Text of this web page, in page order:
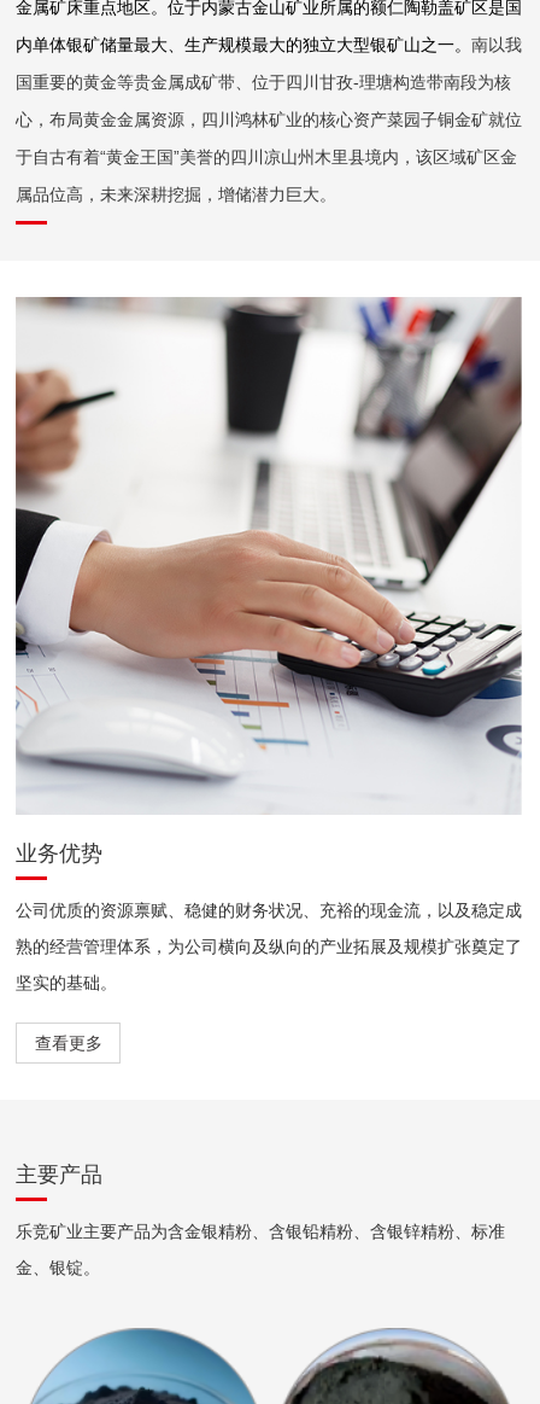
金属矿床重点地区。位于内蒙古金山矿业所属的额仁陶勒盖矿区是国
内单体银矿储量最大、生产规模最大的独立大型银矿山之一。南以我
国重要的黄金等贵金属成矿带、位于四川甘孜-理塘构造带南段为核
心，布局黄金金属资源，四川鸿林矿业的核心资产菜园子铜金矿就位
于自古有着“黄金王国”美誉的四川凉山州木里县境内，该区域矿区金
属品位高，未来深耕挖掘，增储潜力巨大。
业务优势
公司优质的资源禀赋、稳健的财务状况、充裕的现金流，以及稳定成
熟的经营管理体系，为公司横向及纵向的产业拓展及规模扩张奠定了
坚实的基础。
查看更多
主要产品
乐竞矿业主要产品为含金银精粉、含银铅精粉、含银锌精粉、标准
金、银锭。